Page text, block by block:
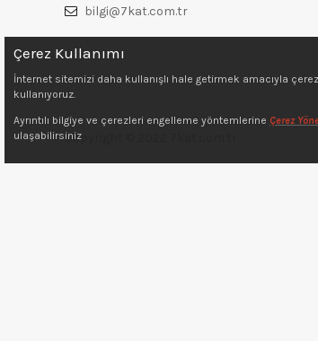
bilgi@7kat.com.tr
Copyright © 2022 7kat.com.tr
Çerez Kullanımı
İnternet sitemizi daha kullanışlı hale getirmek amacıyla
kullanıyoruz.
Ayrıntılı bilgiye ve çerezleri engelleme yöntemlerine Çerez
ulaşabilirsiniz